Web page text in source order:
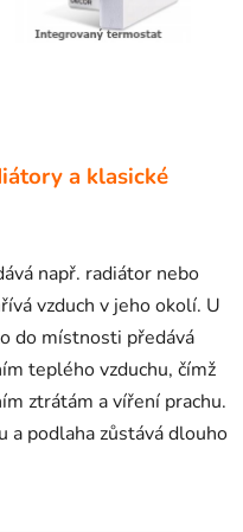
a klasické
např. radiátor nebo
vzduch v jeho okolí. U
do místnosti předává
teplého vzduchu, čímž
ztrátám a víření prachu.
a podlaha zůstává dlouho